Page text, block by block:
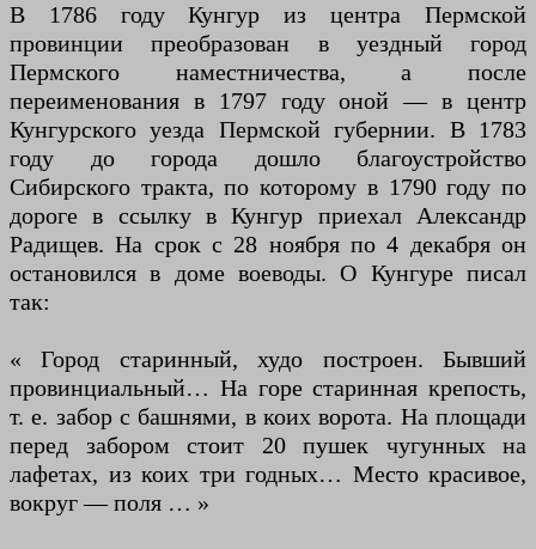
В 1786 году Кунгур из центра Пермской
провинции преобразован в уездный город
Пермского наместничества, а после
переименования в 1797 году оной — в центр
Кунгурского уезда Пермской губернии. В 1783
году до города дошло благоустройство
Сибирского тракта, по которому в 1790 году по
дороге в ссылку в Кунгур приехал Александр
Радищев. На срок с 28 ноября по 4 декабря он
остановился в доме воеводы. О Кунгуре писал
так:
« Город старинный, худо построен. Бывший
провинциальный… На горе старинная крепость,
т. е. забор с башнями, в коих ворота. На площади
перед забором стоит 20 пушек чугунных на
лафетах, из коих три годных… Место красивое,
вокруг — поля … »